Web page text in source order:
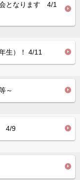
となります 4/1
生）！ 4/11
等～
4/9